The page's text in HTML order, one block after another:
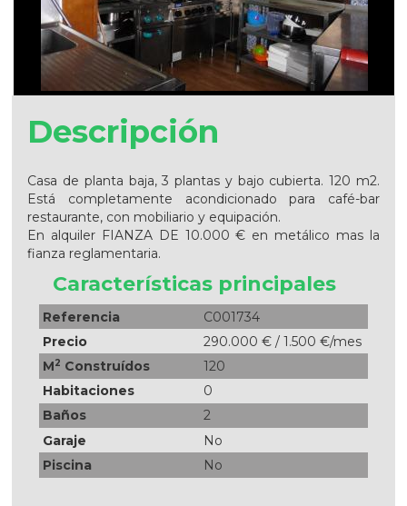
Descripción
Casa de planta baja, 3 plantas y bajo cubierta. 120 m2.
Está completamente acondicionado para café-bar
restaurante, con mobiliario y equipación.
En alquiler FIANZA DE 10.000 € en metálico mas la
fianza reglamentaria.
Características principales
Referencia
C001734
Precio
290.000 € / 1.500 €/mes
M2 Construídos
120
Habitaciones
0
Baños
2
Garaje
No
Piscina
No